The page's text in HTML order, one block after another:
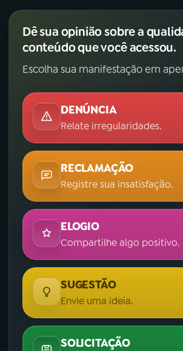
Dê sua opinião sobre a
conteúdo que você acessou.
Escolha sua manifestação em
DENÚNCIA
Relate irregularidades.
RECLAMAÇÃO
Registre sua insatisfação.
ELOGIO
Compartilhe algo positivo.
SUGESTÃO
Envie uma ideia.
SOLICITAÇÃO